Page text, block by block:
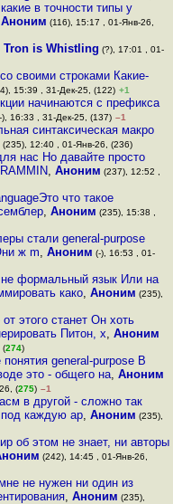
в точности типы у
Аноним (116), 15:17 , 01-Янв-26,
Tron is Whistling (?), 17:01 , 01-
своими строками Какие-
15:39 , 31-Дек-25, (122) +1
начинаются с префикса
), 16:33 , 31-Дек-25, (137) –1
синтаксическая макро
(235), 12:40 , 01-Янв-26, (236)
нас Но давайте просто
, Аноним (237), 12:52 ,
что такое
,Аноним (235), 15:38 ,
стали general-purpose
ж m, Аноним (-), 16:53 , 01-
формальный язык Или на
како, Аноним (235),
этого станет Он хоть
Питон, х,Аноним
(274)
понятия general-purpose В
это - общего на, Аноним
(275) –1
в другой - сложно так
каждую ар, Аноним (235),
об этом не знает, ни авторы
(242), 14:45 , 01-Янв-26,
не нужен ни один из
,Аноним (235),